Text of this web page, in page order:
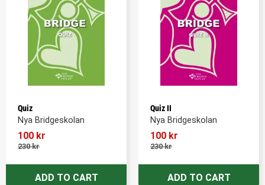
Quiz
Nya Bridgeskolan
100 kr
230kr
Quiz II
Nya Bridgeskolan
100 kr
230kr